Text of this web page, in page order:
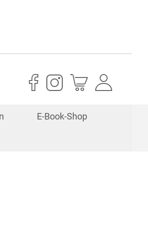
Mein Warenkorb
E-Book-Shop